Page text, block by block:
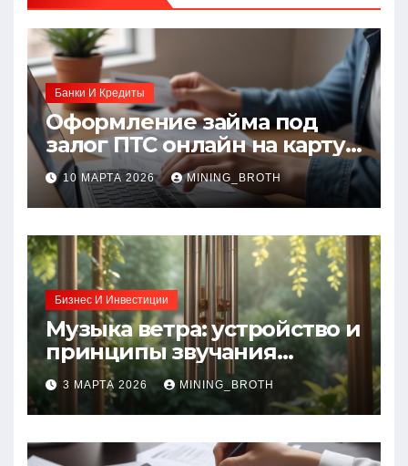
Банки И Кредиты
Оформление займа под
залог ПТС онлайн на карту
без визита в офис: порядок,
требования и документы
10 МАРТА 2026 MINING_BROTH
Бизнес И Инвестиции
Музыка ветра: устройство и
принципы звучания
колокольчиков
3 МАРТА 2026 MINING_BROTH